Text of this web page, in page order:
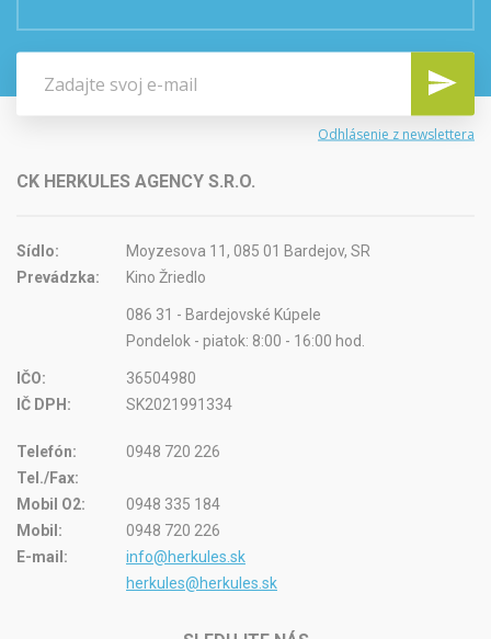
Odhlásenie z newslettera
CK HERKULES AGENCY S.R.O.
Sídlo:
Moyzesova 11, 085 01 Bardejov, SR
Prevádzka:
Kino Žriedlo
086 31 - Bardejovské Kúpele
Pondelok - piatok: 8:00 - 16:00 hod.
IČO:
36504980
IČ DPH:
SK2021991334
Telefón:
0948 720 226
Tel./Fax:
Mobil O2:
0948 335 184
Mobil:
0948 720 226
E-mail:
info@herkules.sk
herkules@herkules.sk